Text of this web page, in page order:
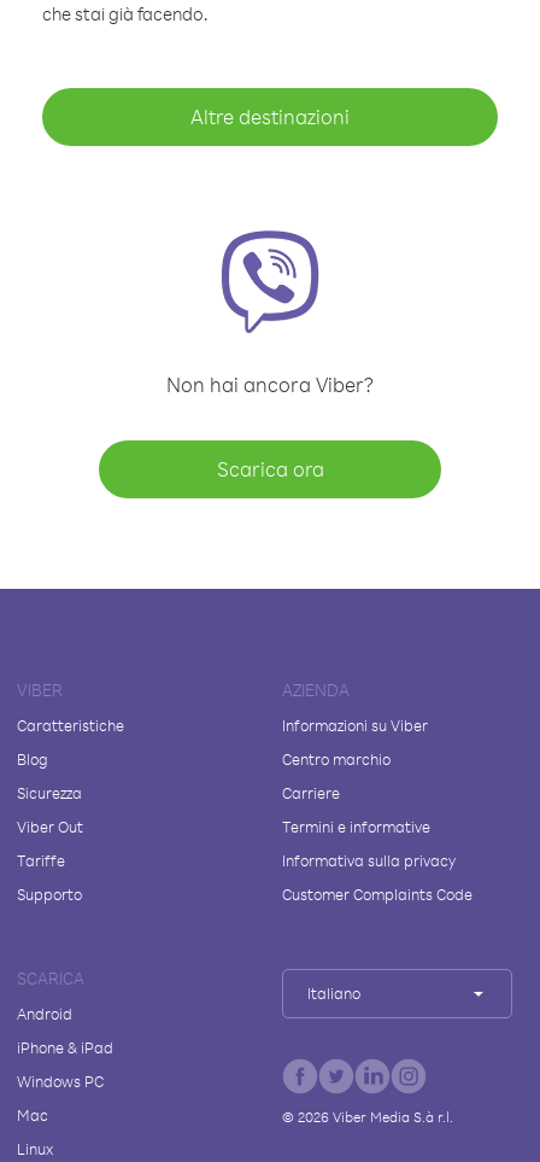
che stai già facendo.
Altre destinazioni
Non hai ancora Viber?
Scarica ora
VIBER
Caratteristiche
Blog
Sicurezza
Viber Out
Tariffe
Supporto
AZIENDA
Informazioni su Viber
Centro marchio
Carriere
Termini e informative
Informativa sulla privacy
Customer Complaints Code
SCARICA
Android
iPhone & iPad
Windows PC
Mac
Linux
Italiano
© 2026Viber Media S.à r.l.